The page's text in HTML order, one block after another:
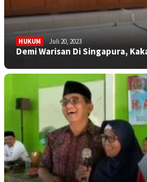
HUKUM Juli 20, 2023
Demi Warisan Di Singapura,